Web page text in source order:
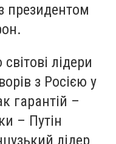
президентом
лідери
з Росією у
гарантій –
– Путін
лідер